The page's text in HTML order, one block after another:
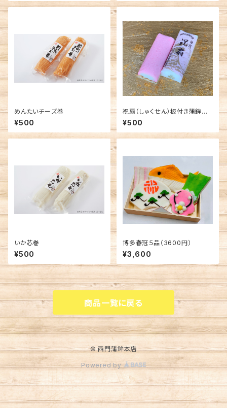
めんたいチーズ巻
¥500
祝扇（しゅくせん）板付き蒲鉾
（紅）
¥500
いか芯巻
¥500
博多春冠５品（3600円）
¥3,600
商品一覧に戻る
© 西門蒲鉾本店
Powered by